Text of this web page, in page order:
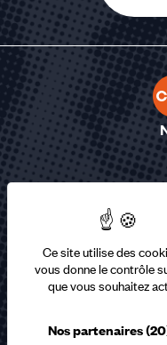
Ce site utilise des
vous donne le contrôle
que vous souhaitez
Nos partenaires
Abonnez-